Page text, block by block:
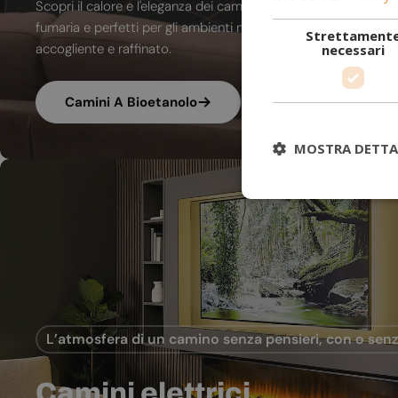
Scopri il calore e l'eleganza dei camini a bioetanolo. A
fumaria e perfetti per gli ambienti moderni, trasformano ogni
accogliente e raffinato.
Camini A Bioetanolo
L’atmosfera di un camino senza pensieri, con o
necessari
MOSTRA